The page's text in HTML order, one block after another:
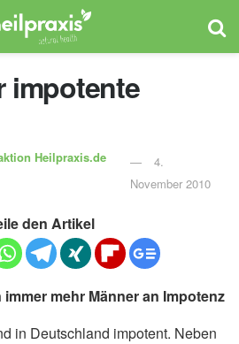
impotente
Heilpraxis.de
4.
November 2010
den Artikel
mehr Männer an Impotenz
in Deutschland impotent. Neben